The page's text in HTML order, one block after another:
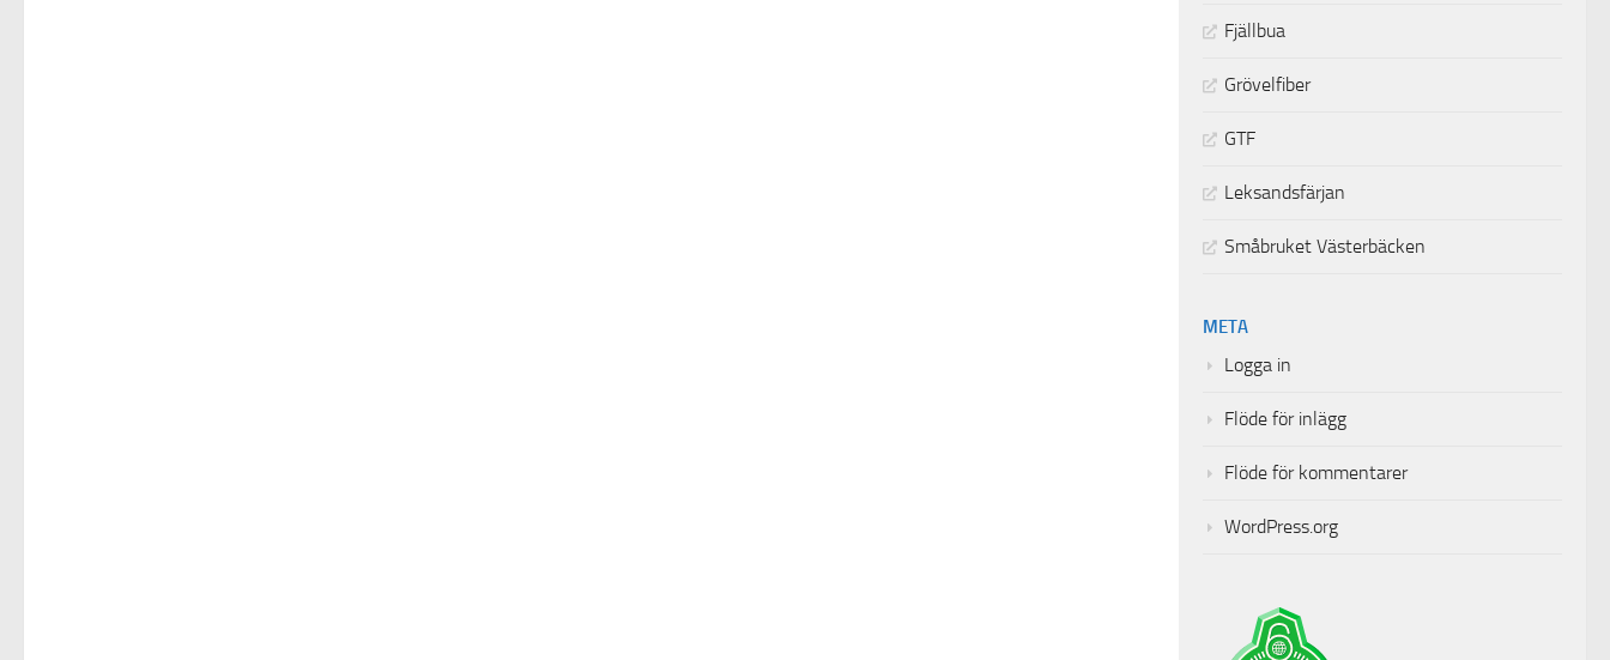
Fjällbua
Grövelfiber
GTF
Leksandsfärjan
Småbruket Västerbäcken
META
Logga in
Flöde för inlägg
Flöde för kommentarer
WordPress.org